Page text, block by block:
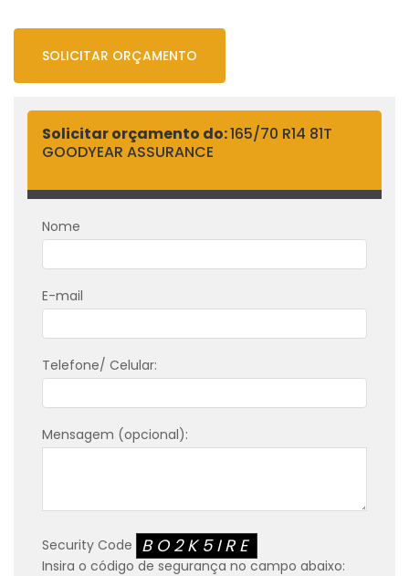
SOLICITAR ORÇAMENTO
Solicitar orçamento do:165/70 R14 81T
GOODYEAR ASSURANCE
Nome
E-mail
Telefone/ Celular:
Mensagem (opcional):
Security Code BO2K5IRE
Insira o código de segurança no campo abaixo: